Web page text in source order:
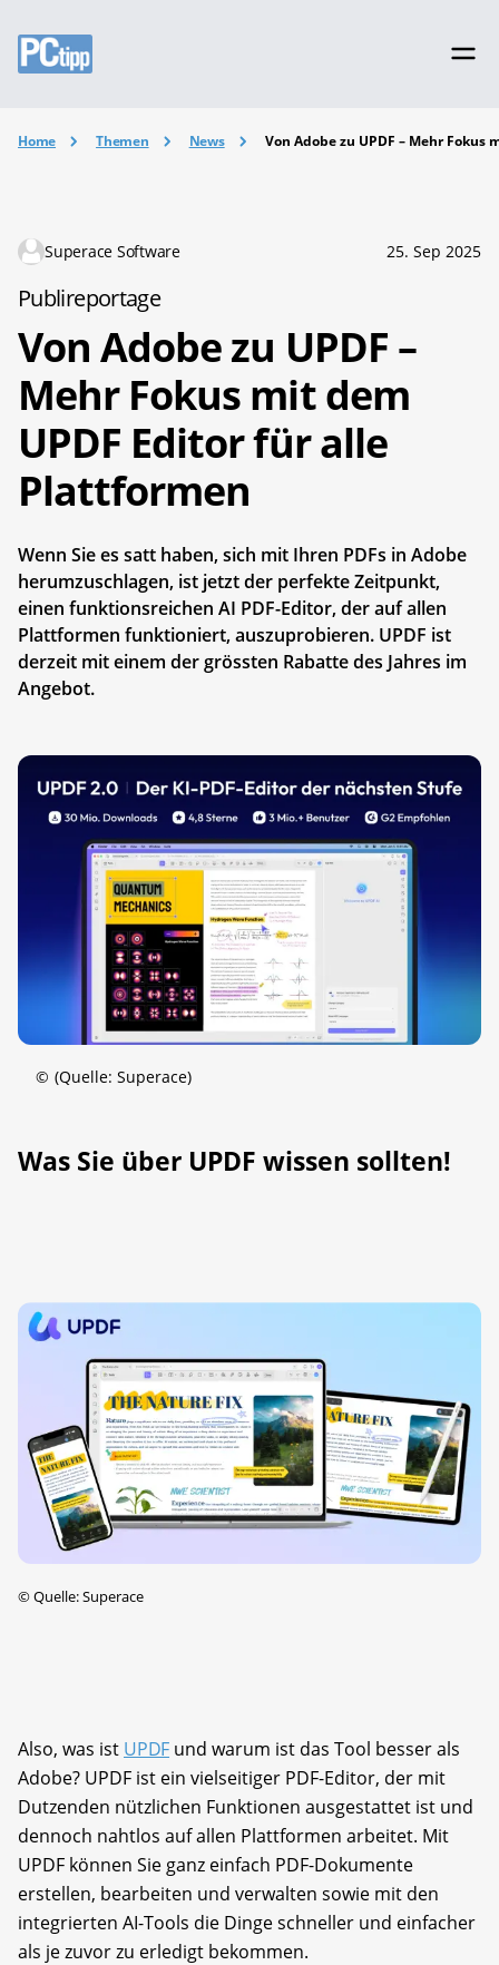
Home Themen News Von Adobe zu UPDF – Mehr
Superace Software 25. Sep 2025
Publireportage
Von Adobe zu UPDF –
Mehr Fokus mit dem
UPDF Editor für alle
Plattformen
Wenn Sie es satt haben, sich mit Ihren PDFs in Adobe
herumzuschlagen, ist jetzt der perfekte Zeitpunkt,
einen funktionsreichen AI PDF-Editor, der auf allen
Plattformen funktioniert, auszuprobieren. UPDF ist
derzeit mit einem der grössten Rabatte des Jahres im
Angebot.
© (Quelle: Superace)
Was Sie über UPDF wissen sollten!
©Quelle: Superace
Also, was ist UPDF und warum ist das Tool besser als
Adobe? UPDF ist ein vielseitiger PDF-Editor, der mit
Dutzenden nützlichen Funktionen ausgestattet ist und
dennoch nahtlos auf allen Plattformen arbeitet. Mit
UPDF können Sie ganz einfach PDF-Dokumente
erstellen, bearbeiten und verwalten sowie mit den
integrierten AI-Tools die Dinge schneller und einfacher
als je zuvor zu erledigt bekommen.